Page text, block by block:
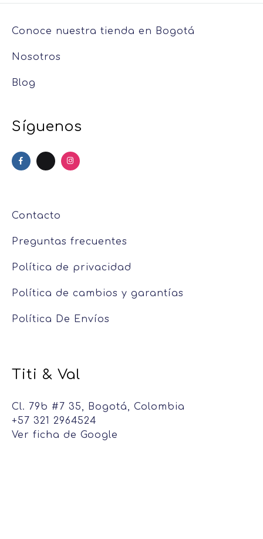
Conoce nuestra tienda en Bogotá
Nosotros
Blog
Síguenos
Contacto
Preguntas frecuentes
Política de privacidad
Política de cambios y garantías
Política De Envíos
Titi & Val
Cl. 79b #7 35, Bogotá, Colombia
+57 321 2964524
Ver ficha de Google